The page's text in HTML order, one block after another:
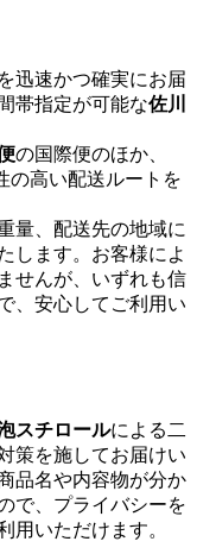
迅速かつ確実にお届
帯指定が可能な佐川
の国際便のほか、
の高い配送ルートを
量、配送先の地域に
します。お客様によ
せんが、いずれも信
、安心してご利用い
スチロールによる二
策を施してお届けい
品名や内容物が分か
で、プライバシーを
用いただけます。